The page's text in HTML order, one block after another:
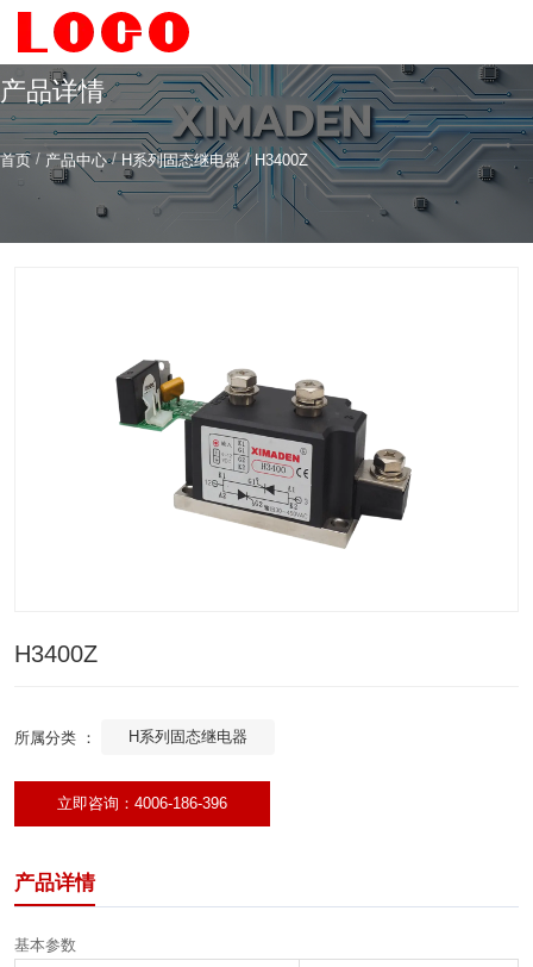
希曼顿科技专注研发与制造
全系列工业级交流固态继电器（SSR）、一体化电力调整
器
产品详情
首页 / 产品中心 /H系列固态继电器 / H3400Z
H3400Z
所属分类 ： H系列固态继电器
立即咨询：4006-186-396
产品详情
基本参数